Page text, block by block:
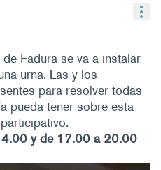
Fadura se va a instalar
urna. Las y los
para resolver todas
pueda tener sobre esta
y de 17.00 a 20.00